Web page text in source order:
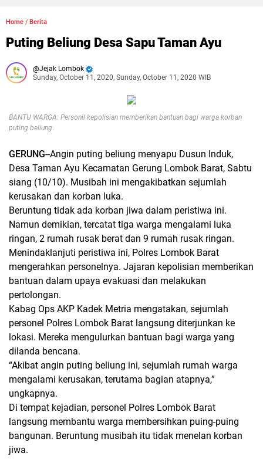
Home / Berita
Puting Beliung Desa Sapu Taman Ayu
Jejak Lombok
Sunday, October 11, 2020, Sunday, October 11, 2020 WIB
BANTU WARGA: Personil kepolisian memberikan bantuan bagi warga korban
puting beliung.
GERUNG--Angin puting beliung menyapu Dusun Induk,
Desa Taman Ayu Kecamatan Gerung Lombok Barat, Sabtu
siang (10/10). Musibah ini mengakibatkan sejumlah
kerusakan dan korban luka.
Beruntung tidak ada korban jiwa dalam peristiwa ini.
Namun demikian, tercatat tiga warga mengalami luka
ringan, 2 rumah rusak berat dan 9 rumah rusak ringan.
Menindaklanjuti peristiwa ini, Polres Lombok Barat
mengerahkan personelnya. Jajaran kepolisian memberikan
bantuan dalam upaya evakuasi dan melakukan
pertolongan.
Kabag Ops AKP Kadek Metria mengatakan, sejumlah
personel Polres Lombok Barat langsung diterjunkan ke
lokasi. Mereka mengulurkan bantuan bagi warga yang
dilanda bencana.
“Akibat angin puting beliung ini, sejumlah rumah warga
mengalami kerusakan, terutama bagian atapnya,”
ungkapnya.
Di tempat kejadian, personel Polres Lombok Barat
langsung membantu warga membersihkan puing-puing
bangunan. Beruntung musibah itu tidak menelan korban
jiwa.